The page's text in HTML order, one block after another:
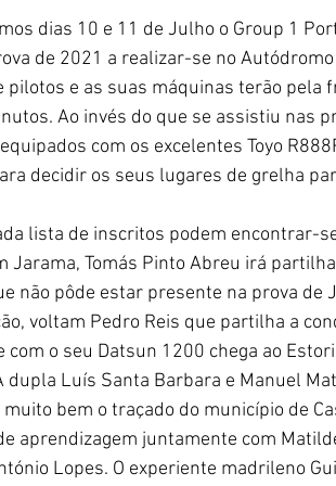
de 2021 a realizar-se no
pilotos e as suas máquinas terão
Ao invés do que se assistiu nas
com os excelentes Toyo
decidir os seus lugares de grelha
Jarama, Tomás Pinto Abreu irá
não pôde estar presente na prova de
voltam Pedro Reis que partilha a
com o seu Datsun 1200 chega ao
dupla Luís Santa Barbara e Manuel
muito bem o traçado do município de
aprendizagem juntamente com
Lopes. O experiente madrileno